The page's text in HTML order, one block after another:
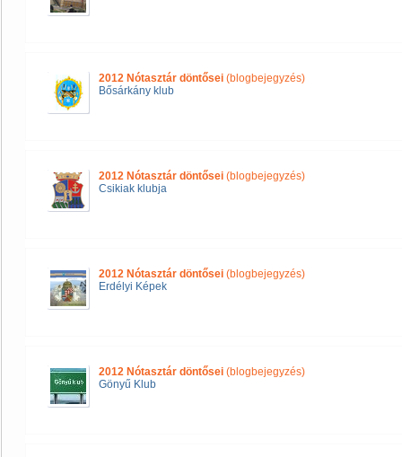
2012 Nótasztár döntősei (blogbejegyzés)
Bősárkány klub
2012 Nótasztár döntősei (blogbejegyzés)
Csikiak klubja
2012 Nótasztár döntősei (blogbejegyzés)
Erdélyi Képek
2012 Nótasztár döntősei (blogbejegyzés)
Gönyű Klub